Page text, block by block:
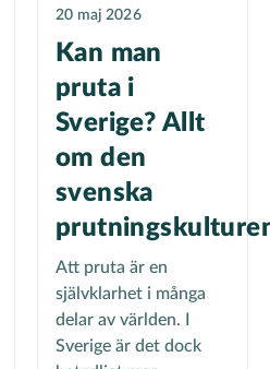
20 maj 2026
Kan man
pruta i
Sverige? Allt
om den
svenska
Att pruta är en
självklarhet i många
delar av världen. I
Sverige är det dock